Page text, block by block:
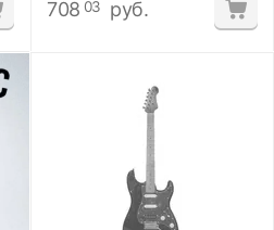
708 03 руб.